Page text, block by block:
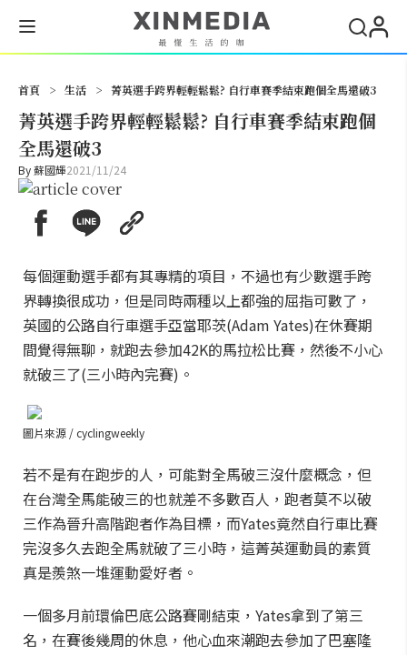
首頁 > 生活 > 菁英選手跨界輕輕鬆鬆? 自行車賽季結束跑個全馬還破3
菁英選手跨界輕輕鬆鬆? 自行車賽季結束跑個
全馬還破3
By蘇國輝2021/11/24
每個運動選手都有其專精的項目，不過也有少數選手跨
界轉換很成功，但是同時兩種以上都強的屈指可數了，
英國的公路自行車選手亞當耶茨(Adam Yates)在休賽期
間覺得無聊，就跑去參加42K的馬拉松比賽，然後不小心
就破三了(三小時內完賽)。
圖片來源 / cyclingweekly
若不是有在跑步的人，可能對全馬破三沒什麼概念，但
在台灣全馬能破三的也就差不多數百人，跑者莫不以破
三作為晉升高階跑者作為目標，而Yates竟然自行車比賽
完沒多久去跑全馬就破了三小時，這菁英運動員的素質
真是羨煞一堆運動愛好者。
一個多月前環倫巴底公路賽剛結束，Yates拿到了第三
名，在賽後幾周的休息，他心血來潮跑去參加了巴塞隆